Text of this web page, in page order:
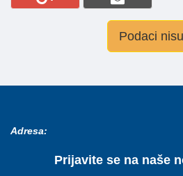
Podaci
Adresa:
Prijavite se na naše